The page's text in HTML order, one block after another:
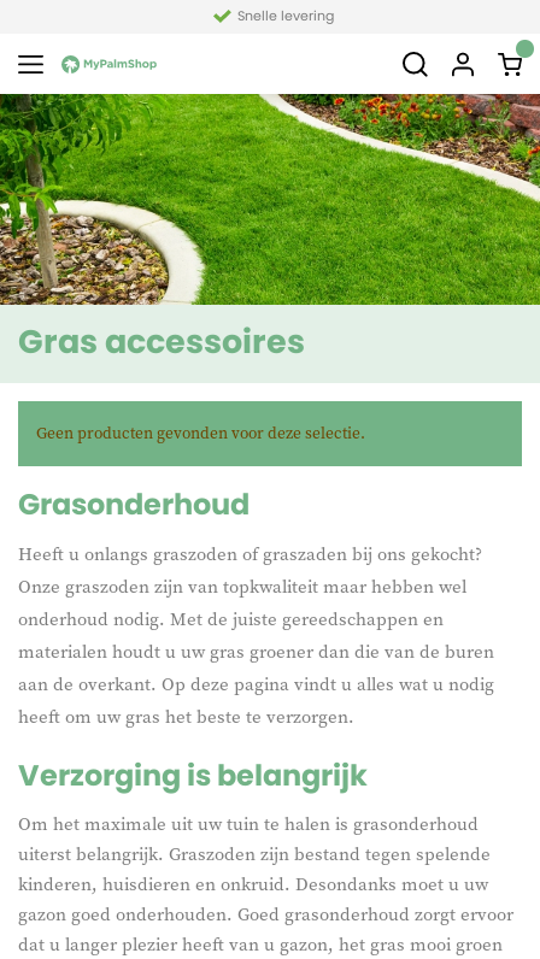
Snelle levering
Gras accessoires
Geen producten gevonden voor deze selectie.
Grasonderhoud
Heeft u onlangs graszoden of graszaden bij ons gekocht?
Onze graszoden zijn van topkwaliteit maar hebben wel
onderhoud nodig. Met de juiste gereedschappen en
materialen houdt u uw gras groener dan die van de buren
aan de overkant. Op deze pagina vindt u alles wat u nodig
heeft om uw gras het beste te verzorgen.
Verzorging is belangrijk
Om het maximale uit uw tuin te halen is grasonderhoud
uiterst belangrijk. Graszoden zijn bestand tegen spelende
kinderen, huisdieren en onkruid. Desondanks moet u uw
gazon goed onderhouden. Goed grasonderhoud zorgt ervoor
dat u langer plezier heeft van u gazon, het gras mooi groen